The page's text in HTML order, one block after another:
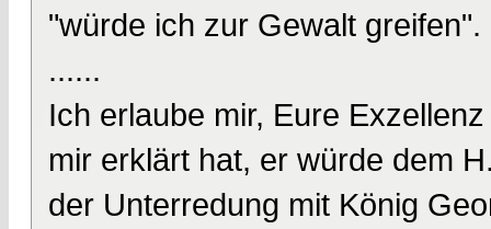
"würde ich zur Gewalt greifen".
......
Ich erlaube mir, Eure
mir erklärt hat, er würde dem
der Unterredung mit König